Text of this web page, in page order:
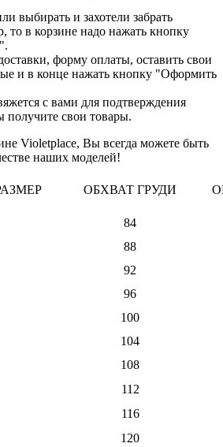
выбирать и захотели забрать
то в корзине надо нажать кнопку
форму оплаты, оставить свои
и в конце нажать кнопку "Оформить
с вами для подтверждения
получите свои товары.
Violetplace, Вы всегда можете быть
наших моделей!
ОБХВАТ ГРУДИ
84
88
92
96
100
104
108
112
116
120